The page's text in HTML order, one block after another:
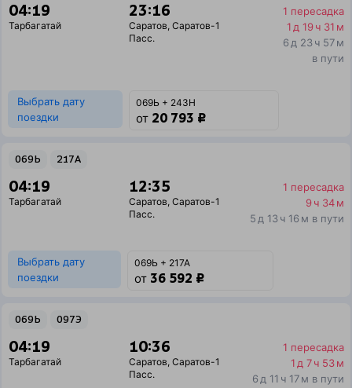
04:19
Тарбагатай
23:16
Саратов, Саратов-1
Пасс.
1 пересадка
1 д 19 ч 31 м
6 д 23 ч 57 м
в пути
Выбрать дату
поездки
069Ь + 243Н
от 20 793 ₽
069Ь 217А
04:19
Тарбагатай
12:35
Саратов, Саратов-1
Пасс.
1 пересадка
9 ч 34 м
5 д 13 ч 16 м в пути
Выбрать дату
поездки
069Ь + 217А
от 36 592 ₽
069Ь 097Э
04:19
Тарбагатай
10:36
Саратов, Саратов-1
Пасс.
1 пересадка
1 д 7 ч 53 м
6 д 11 ч 17 м в пути